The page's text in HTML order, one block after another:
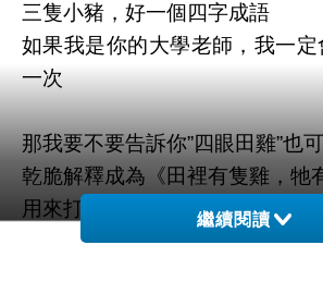
三隻小豬，好一個四字成語
如果我是你的大學老師，我一
一次
那我要不要告訴你”四眼田雞”也
乾脆解釋成為《田裡有隻雞，牠
用來打麻將的時候也可以當四餅
這不是一舉兩得
繼續閱讀